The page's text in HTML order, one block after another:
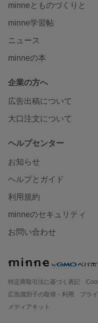
minneとものづくりと
minne学習帖
ニュース
minneの本
企業の方へ
広告出稿について
大口注文について
ヘルプセンター
お知らせ
ヘルプとガイド
利用規約
minneのセキュリティ
お問い合わせ
特定商取引法に基づく表記
広告識別子の取得・利用
プラ
メディアキット